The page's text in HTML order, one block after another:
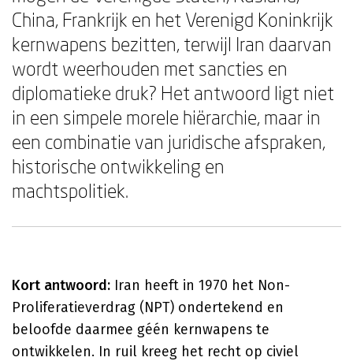
China, Frankrijk en het Verenigd Koninkrijk
kernwapens bezitten, terwijl Iran daarvan
wordt weerhouden met sancties en
diplomatieke druk? Het antwoord ligt niet
in een simpele morele hiërarchie, maar in
een combinatie van juridische afspraken,
historische ontwikkeling en
machtspolitiek.
Kort antwoord: Iran heeft in 1970 het Non-
Proliferatieverdrag (NPT) ondertekend en
beloofde daarmee géén kernwapens te
ontwikkelen. In ruil kreeg het recht op civiel